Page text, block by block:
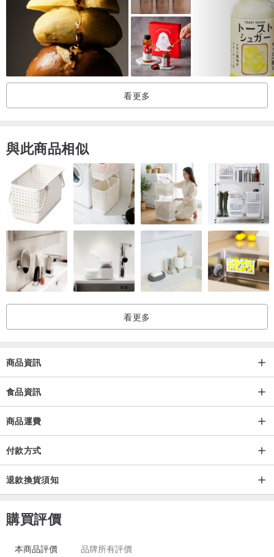
保存方式
未開封請於常溫26℃~32℃保存，開封後請冷藏，並儘速食用完畢。
「酸甘甜」老梅的前奏 - 源起臺灣南部「兩溪廊道」
荖濃溪及楠梓仙溪之間的「兩溪廊道」地處偏鄉，且地勢多在海拔
800-1500公尺間，交通不發達，時至今日，仍無任何現代化產業進
駐，讓山區自然生態得以遠離汙染，保留土壤的純淨；另外，「兩溪
廊道」高海拔而少蟲害，條件得天獨厚，培育出高價值天然珍果──無
毒青梅，贏得「梅子廊道」美譽，風靡台灣和日本兩地。
看更多
與此商品相似
看更多
商品資訊
食品資訊
商品運費
付款方式
退款換貨須知
購買評價
本商品評價 品牌所有評價